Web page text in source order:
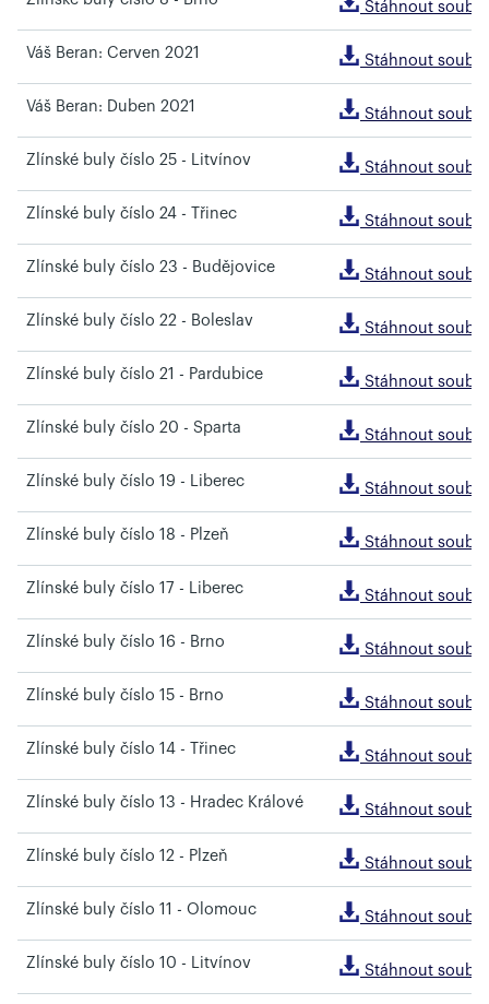
Stáhnout soubor
Váš Beran: Cerven 2021 Stáhnout soubor
Váš Beran: Duben 2021 Stáhnout soubor
Zlínské buly číslo 25 - Litvínov Stáhnout soubor
Zlínské buly číslo 24 - Třinec Stáhnout soubor
Zlínské buly číslo 23 - Budějovice Stáhnout soubor
Zlínské buly číslo 22 - Boleslav Stáhnout soubor
Zlínské buly číslo 21 - Pardubice Stáhnout soubor
Zlínské buly číslo 20 - Sparta Stáhnout soubor
Zlínské buly číslo 19 - Liberec Stáhnout soubor
Zlínské buly číslo 18 - Plzeň Stáhnout soubor
Zlínské buly číslo 17 - Liberec Stáhnout soubor
Zlínské buly číslo 16 - Brno Stáhnout soubor
Zlínské buly číslo 15 - Brno Stáhnout soubor
Zlínské buly číslo 14 - Třinec Stáhnout soubor
Zlínské buly číslo 13 - Hradec Králové Stáhnout soubor
Zlínské buly číslo 12 - Plzeň Stáhnout soubor
Zlínské buly číslo 11 - Olomouc Stáhnout soubor
Zlínské buly číslo 10 - Litvínov Stáhnout soubor